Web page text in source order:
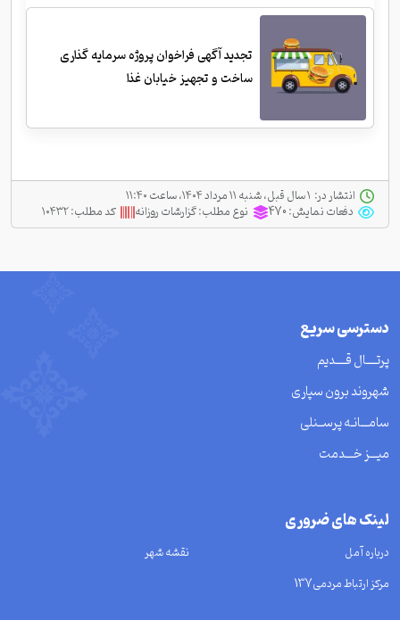
تجدید آگهی فراخوان پروژه سرمایه گذاری
ساخت و تجهیز خیابان غذا
انتشار در:
دفعات نمایش:470 نوع مطلب:گزارشات روزانه کد مطلب:۱۰۴۳۲
دسترسی سریع
پرتــــال قــــدیم
شهروند برون سپاری
سامـــانـه پرســنلی
میـــز خـــدمت
لینک های ضروری
درباره آمل
نقشه شهر
مرکز ارتباط مردمی137